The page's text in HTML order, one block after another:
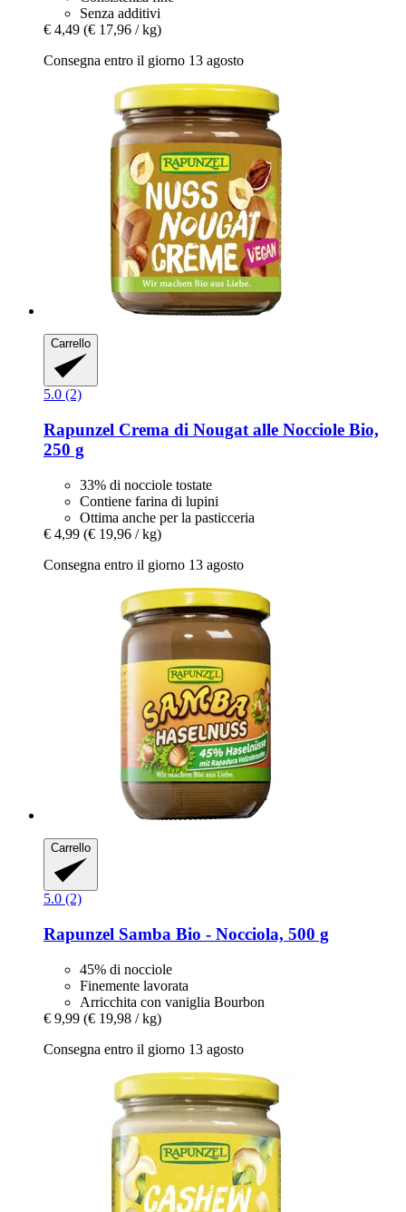
Senza additivi
€ 4,49 (€ 17,96 / kg)
Consegna entro il giorno 13 agosto
Carrello
5.0 (2)
Rapunzel Crema di Nougat alle Nocciole Bio,
250 g
33% di nocciole tostate
Contiene farina di lupini
Ottima anche per la pasticceria
€ 4,99 (€ 19,96 / kg)
Consegna entro il giorno 13 agosto
Carrello
5.0 (2)
Rapunzel Samba Bio -​ Nocciola, 500 g
45% di nocciole
Finemente lavorata
Arricchita con vaniglia Bourbon
€ 9,99 (€ 19,98 / kg)
Consegna entro il giorno 13 agosto